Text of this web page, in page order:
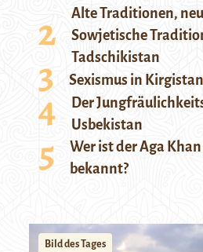
Alte Traditionen,
Sowjetische
Tadschikistan
Sexismus in Kirgistan
Der
Usbekistan
Wer ist der Aga
bekannt?
Bild des Tages